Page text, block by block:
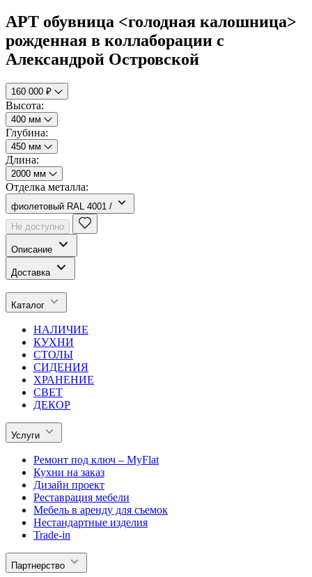
АРТ обувница <голодная калошница>
рожденная в коллаборации с
Александрой Островской
160 000 ₽
Высота:
400 мм
Глубина:
450 мм
Длина:
2000 мм
Отделка металла:
фиолетовый RAL 4001 /
Не доступно
Описание
Доставка
Каталог
НАЛИЧИЕ
КУХНИ
СТОЛЫ
СИДЕНИЯ
ХРАНЕНИЕ
СВЕТ
ДЕКОР
Услуги
Ремонт под ключ – MyFlat
Кухни на заказ
Дизайн проект
Реставрация мебели
Мебель в аренду для съемок
Нестандартные изделия
Trade-in
Партнерство